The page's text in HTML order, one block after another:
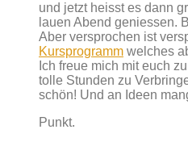
und jetzt heisst es dann
lauen Abend geniessen.
Aber versprochen ist
Kursprogramm welches
Ich freue mich mit euch
tolle Stunden zu
schön! Und an Ideen
Punkt.